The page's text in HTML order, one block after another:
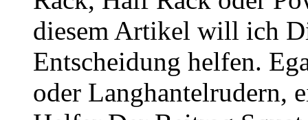
diesem Artikel will ich
Entscheidung helfen.
oder Langhantelrudern,